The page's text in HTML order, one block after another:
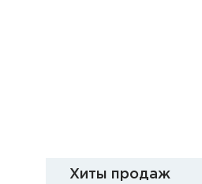
Хиты продаж